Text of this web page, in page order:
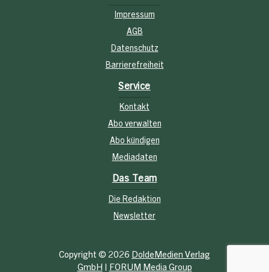
Impressum
AGB
Datenschutz
Barrierefreiheit
Service
Kontakt
Abo verwalten
Abo kündigen
Mediadaten
Das Team
Die Redaktion
Newsletter
Copyright © 2026 DoldeMedien Verlag
GmbH
FORUM Media Group